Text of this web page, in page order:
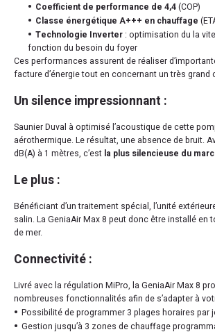
Coefficient de performance de 4,4(COP)
Classe énergétique A+++ en chauffage
Technologie Inverter : optimisation du la
fonction du besoin du foyer
Ces performances assurent de réaliser
facture d’énergie tout en concernant un très grand
Un silence impressionnant :
Saunier Duval à optimisé l’acoustique de cette
aérothermique. Le résultat, une absence de bruit.
dB(A) à 1 mètres, c’est la plus silencieuse du
Le plus :
Bénéficiant d’un traitement spécial, l’unité
salin. La GeniaAir Max 8 peut donc être installé en
de mer.
Connectivité :
Livré avec la régulation MiPro, la GeniaAir Max 8
nombreuses fonctionnalités afin de s’adapter à
Possibilité de programmer 3 plages horaires par
Gestion jusqu’à 3 zones de chauffage